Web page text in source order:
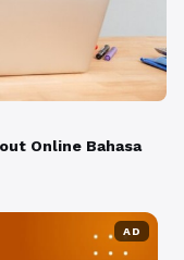
Online Bahasa
AD